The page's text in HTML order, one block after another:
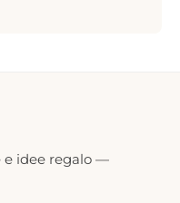
e idee regalo —